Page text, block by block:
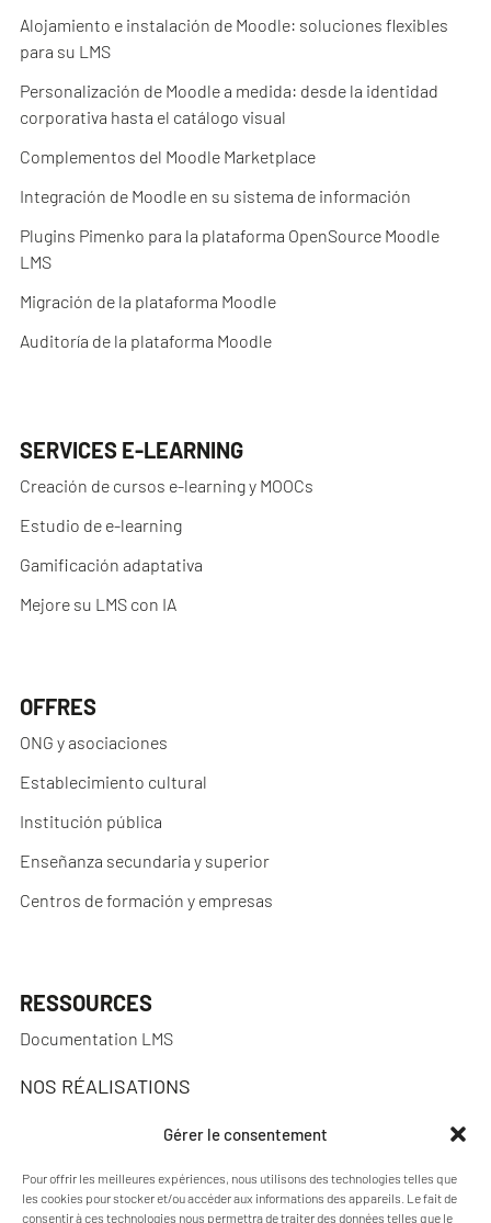
Gérer le consentement
Pour offrir les meilleures expériences, nous utilisons des technologies telles que
les cookies pour stocker et/ou accéder aux informations des appareils. Le fait de
consentir à ces technologies nous permettra de traiter des données telles que le
Alojamiento e instalación de Moodle: soluciones flexibles
para su LMS
Personalización de Moodle a medida: desde la identidad
corporativa hasta el catálogo visual
Complementos del Moodle Marketplace
Integración de Moodle en su sistema de información
Plugins Pimenko para la plataforma OpenSource Moodle
LMS
Migración de la plataforma Moodle
Auditoría de la plataforma Moodle
SERVICES E-LEARNING
Creación de cursos e-learning y MOOCs
Estudio de e-learning
Gamificación adaptativa
Mejore su LMS con IA
OFFRES
ONG y asociaciones
Establecimiento cultural
Institución pública
Enseñanza secundaria y superior
Centros de formación y empresas
RESSOURCES
Documentation LMS
NOS RÉALISATIONS